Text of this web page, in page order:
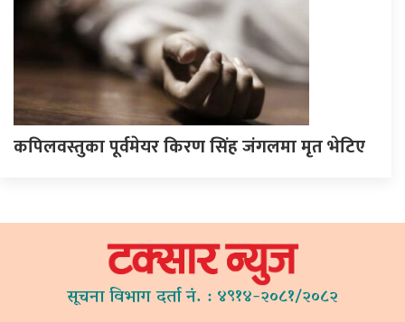
कपिलवस्तुका पूर्वमेयर किरण सिंह जंगलमा मृत भेटिए
सूचना विभाग दर्ता नं. : ४९१४-२०८१/२०८२